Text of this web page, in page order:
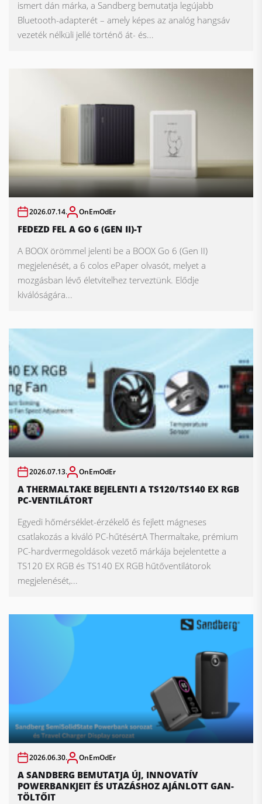
ismert dán márka, a Sandberg bemutatja legújabb
Bluetooth-adapterét – amely képes az analóg hangsáv
vezeték nélküli jellé történő át- és...
2026.07.14. OnEmOdEr
FEDEZD FEL A GO 6 (GEN II)-T
A BOOX örömmel jelenti be a BOOX Go 6 (Gen II)
megjelenését, a 6 colos ePaper olvasót, melyet a
mozgásban lévő életvitelhez terveztünk. Elődje
kiválóságára...
2026.07.13. OnEmOdEr
A THERMALTAKE BEJELENTI A TS120/TS140 EX RGB
PC-VENTILÁTORT
Egyedi hőmérséklet-érzékelő és fejlett mágneses
csatlakozás a kiváló PC-hűtésértA Thermaltake, prémium
PC-hardvermegoldások vezető márkája bejelentette a
TS120 EX RGB és TS140 EX RGB hűtőventilátorok
megjelenését,...
2026.06.30. OnEmOdEr
A SANDBERG BEMUTATJA ÚJ, INNOVATÍV
POWERBANKJEIT ÉS UTAZÁSHOZ AJÁNLOTT GAN-
TÖLTŐIT